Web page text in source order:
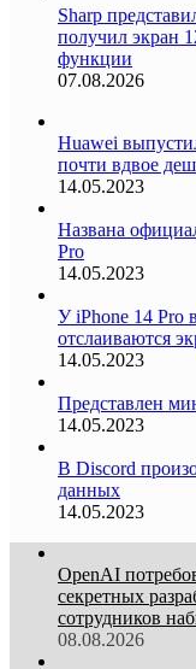
Sharp
получил экран
функции
07.08.2026
Huawei
почти вдвое
14.05.2023
Названа
Pro
14.05.2023
У iPhone 14 Pro
отслаиваются
14.05.2023
Представлен
14.05.2023
В Discord
данных
14.05.2023
OpenAI
секретных
сотрудников
08.08.2026